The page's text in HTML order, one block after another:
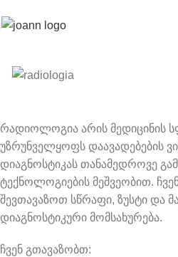
რადიოლოგია არის მედიცინის
უზრუნველყოფს დაავადებების
დიაგნოსტიკას თანამედროვე
ტექნოლოგიების მეშვეობით.
შევთავაზოთ სწრაფი, ზუსტი და
დიაგნოსტიკური მომსახურება.
ჩვენ გთავაზობთ: